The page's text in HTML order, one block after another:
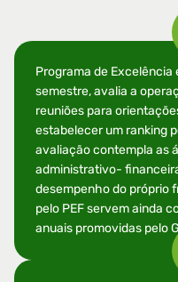
Programa de Excelência
semestre, avalia a
reuniões para
estabelecer um ranking
avaliação contempla as
administrativo-
desempenho do próprio
pelo PEF servem ainda
anuais promovidas pelo